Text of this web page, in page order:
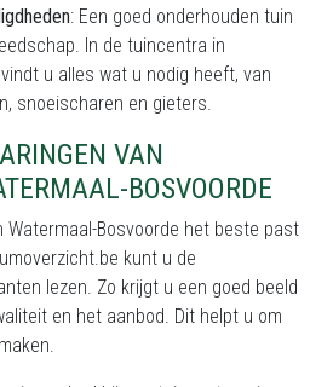
: Een goed onderhouden tuin
In de tuincentra in
u alles wat u nodig heeft, van
snoeischaren en gieters.
VAN
BOSVOORDE
Bosvoorde het beste past
kunt u de
lezen. Zo krijgt u een goed beeld
en het aanbod. Dit helpt u om